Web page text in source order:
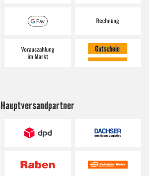
Hauptversandpartner